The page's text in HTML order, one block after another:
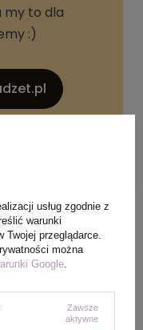
my to dla
:)
usług zgodnie z
warunki
Twojej przeglądarce.
można
Google
Zawsze
aktywne